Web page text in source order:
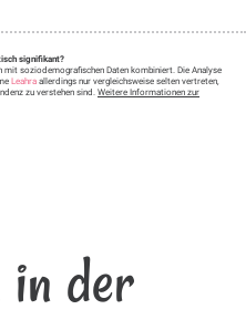
signifikant?
soziodemografischen Daten kombiniert. Die Analyse
Leahra allerdings nur vergleichsweise selten vertreten,
zu verstehen sind. Weitere Informationen zur
in der